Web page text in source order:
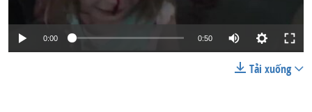
0:00 0:50
Tải xuống